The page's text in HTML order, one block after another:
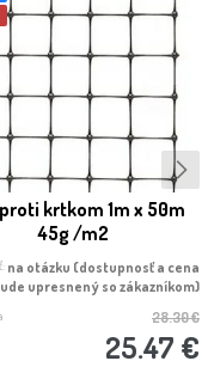
krtkom 1m x 50m
45g /m2
na otázku (dostupnosť a cena
upresnený so zákazníkom)
28.30 €
25.47 €